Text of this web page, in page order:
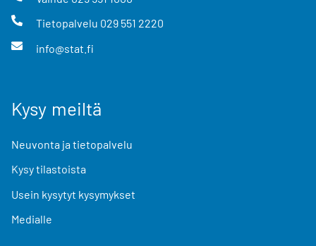
Tietopalvelu 029 551 2220
info@stat.fi
Kysy meiltä
Neuvonta ja tietopalvelu
Kysy tilastoista
Usein kysytyt kysymykset
Medialle